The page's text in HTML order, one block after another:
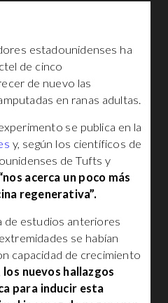
estadounidenses ha
de cinco
de nuevo las
en ranas adultas.
se publica en la
y, según los científicos de
de Tufts y
acerca un poco más
regenerativa”.
de estudios anteriores
se habían
capacidad de crecimiento
los nuevos hallazgos
para inducir esta